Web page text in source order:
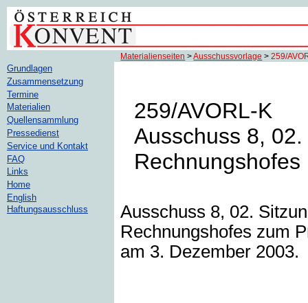
Materialienseiten >Ausschussvorlage >259/
259/AVORL-K
Ausschuss 8,
Rechnungshofes
Ausschuss 8, 02.
Rechnungshofes zum
am 3. Dezember 2003.
Grundlagen
Zusammensetzung
Termine
Materialien
Quellensammlung
Pressedienst
Service und Kontakt
FAQ
Links
Home
English
Haftungsausschluss